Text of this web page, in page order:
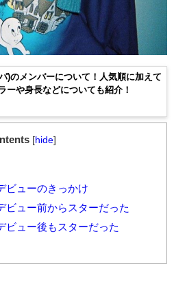
)のメンバーについて！人気順に加えて
ーや身長などについても紹介！
[hide]
ビューのきっかけ
ビュー前からスターだった
ビュー後もスターだった